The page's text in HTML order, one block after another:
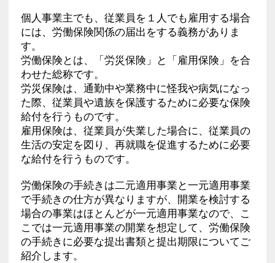
個人事業主でも、従業員を１人でも雇用する場合
には、労働保険関係の届出をする義務がありま
す。
労働保険とは、「労災保険」と「雇用保険」を合
わせた総称です。
労災保険は、通勤中や業務中に怪我や病気になっ
た際、従業員や遺族を保護するために必要な保険
給付を行うものです。
雇用保険は、従業員が失業した場合に、従業員の
生活の安定を図り、再就職を促進するために必要
な給付を行うものです。
労働保険の手続きは二元適用事業と一元適用事業
で手続きの仕方が異なりますが、開業を検討する
場合の事業はほとんどが一元適用事業なので、こ
こでは一元適用事業の開業を想定して、労働保険
の手続きに必要な提出書類と提出期限についてご
紹介します。